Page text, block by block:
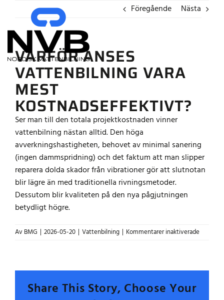
innehållet
Föregående Nästa
VARFÖR ANSES
VATTENBILNING VARA
MEST
KOSTNADSEFFEKTIVT?
Ser man till den totala projektkostnaden vinner
vattenbilning nästan alltid. Den höga
avverkningshastigheten, behovet av minimal sanering
(ingen dammspridning) och det faktum att man slipper
reparera dolda skador från vibrationer gör att slutnotan
blir lägre än med traditionella rivningsmetoder.
Dessutom blir kvaliteten på den nya pågjutningen
betydligt högre.
Av BMG | 2026-05-20 | Vattenbilning | Kommentarer inaktiveradeför
vara
Share This Story, Choose Your